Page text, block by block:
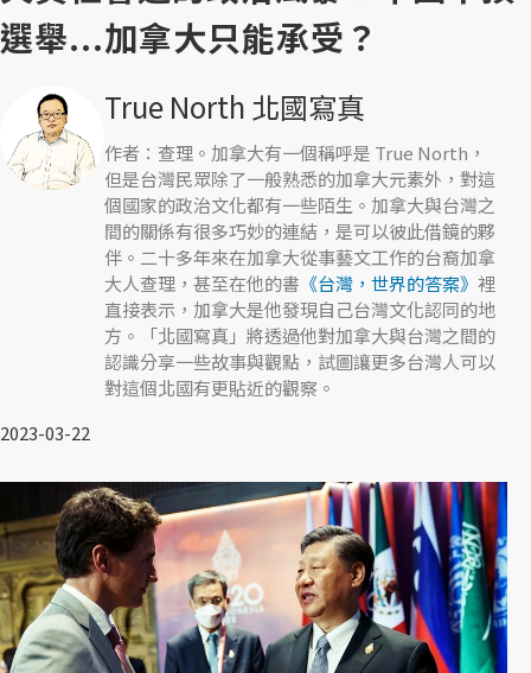
選舉...加拿大只能承受？
True North 北國寫真
作者：查理。加拿大有一個稱呼是 True North，
但是台灣民眾除了一般熟悉的加拿大元素外，對這
個國家的政治文化都有一些陌生。加拿大與台灣之
間的關係有很多巧妙的連結，是可以彼此借鏡的夥
伴。二十多年來在加拿大從事藝文工作的台裔加拿
大人查理，甚至在他的書 《台灣，世界的答案》 裡
直接表示，加拿大是他發現自己台灣文化認同的地
方。「北國寫真」將透過他對加拿大與台灣之間的
認識分享一些故事與觀點，試圖讓更多台灣人可以
對這個北國有更貼近的觀察。
2023-03-22